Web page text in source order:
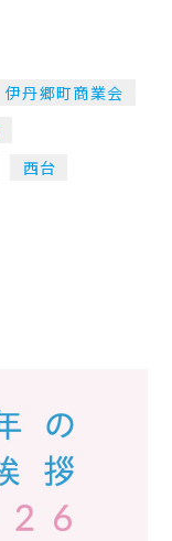
伊丹郷町商業会
西台